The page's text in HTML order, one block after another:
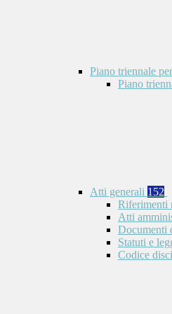
Piano triennale
Piano
Atti generali 152
Riferimenti
Atti
Documenti
Statuti e
Codice